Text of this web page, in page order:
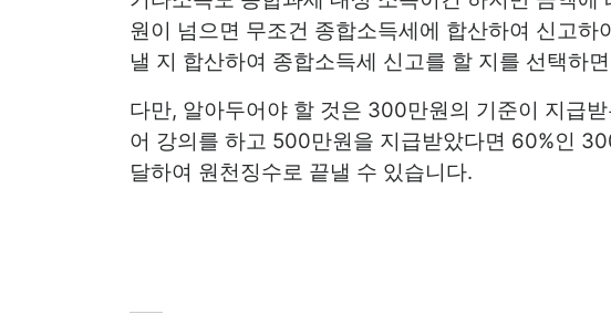
원이 넘으면 무조건 종합소득세에 합산하여 신고
낼 지 합산하여 종합소득세 신고를 할 지를 선택하
다만, 알아두어야 할 것은 300만원의 기준이 지급
어 강의를 하고 500만원을 지급받았다면 60%인
달하여 원천징수로 끝낼 수 있습니다.